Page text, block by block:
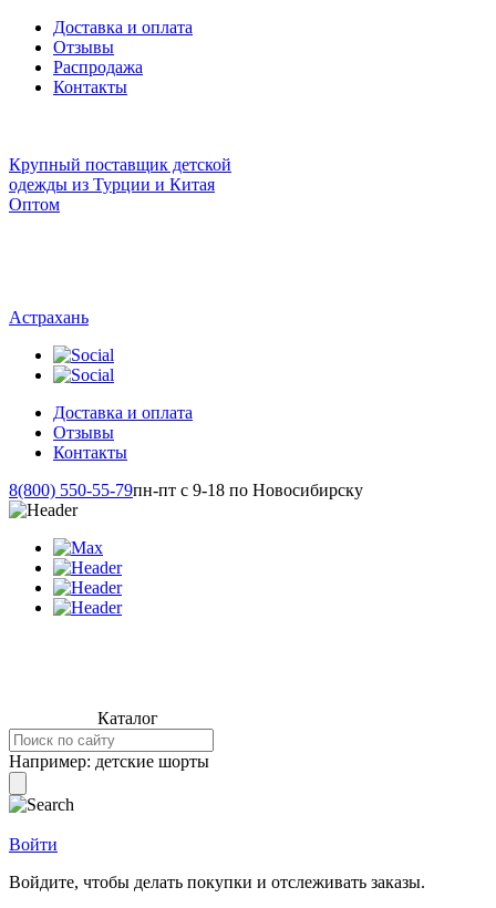
Доставка и оплата
Отзывы
Распродажа
Контакты
Крупный поставщик детской
одежды из Турции и Китая
Оптом
Астрахань
Доставка и оплата
Отзывы
Контакты
8(800) 550-55-79пн-пт с 9-18 по Новосибирску
Каталог
Например: детские шорты
Войти
Войдите, чтобы делать покупки и отслеживать заказы.